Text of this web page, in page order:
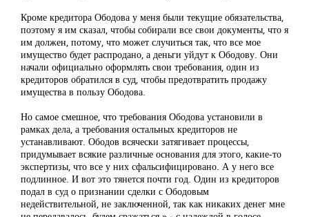
Кроме кредитора Ободова у меня были текущие обязательства,
поэтому я им сказал, чтобы собирали все свои документы, что я
им должен, потому, что может случиться так, что все мое
имущество будет распродано, а деньги уйдут к Ободову. Они
начали официально оформлять свои требования, один из
кредиторов обратился в суд, чтобы предотвратить продажу
имущества в пользу Ободова.
Но самое смешное, что требования Ободова установили в
рамках дела, а требования остальных кредиторов не
устанавливают. Ободов всячески затягивает процессы,
придумывает всякие различные основания для этого, какие-то
экспертизы, что все у них сфальсифицировано. А у него все
подлинное. И вот это тянется почти год. Один из кредиторов
подал в суд о признании сделки с Ободовым
недействительной, не заключенной, так как никаких денег мне